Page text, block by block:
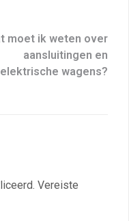
moet ik weten over
aansluitingen en
elektrische wagens?
Vereiste